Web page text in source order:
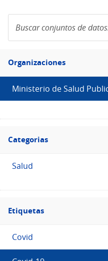
conjuntos
de
Filtro
Organizaciones
Organizaciones
Ministerio de Salud
Filtro
Categorias
Categorias
Salud
Filtro
Etiquetas
Etiquetas
Covid